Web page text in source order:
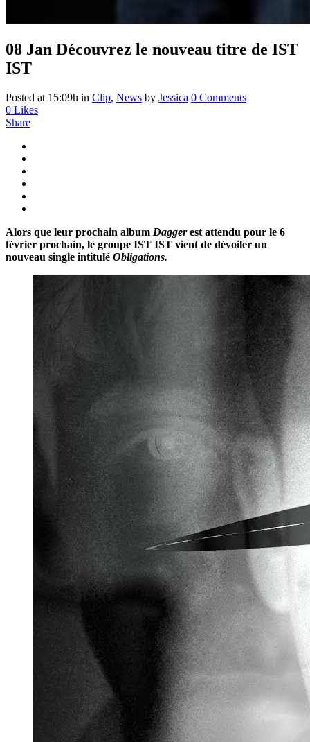
08 Jan Découvrez le nouveau titre de IST
IST
Posted at 15:09h in Clip, News by Jessica 0 Comments
0 Likes
Share
Alors que leur prochain album Daggerest attendu pour le 6
février prochain, le groupe IST IST vient de dévoiler un
nouveau single intitulé Obligations.